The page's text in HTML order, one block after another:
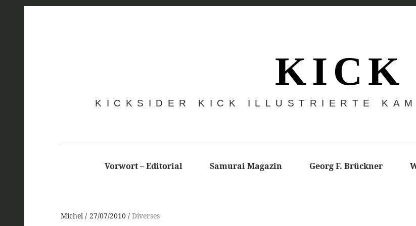
K I C K
KICKSIDER KICK ILLUSTRIERTE
Vorwort – Editorial Samurai Magazin Georg F. Brückner
Michel 27/07/2010 Diverses